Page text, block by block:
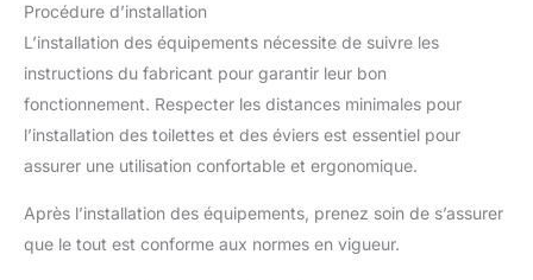
Procédure d’installation
L’installation des équipements nécessite de suivre les
instructions du fabricant pour garantir leur bon
fonctionnement. Respecter les distances minimales pour
l’installation des toilettes et des éviers est essentiel pour
assurer une utilisation confortable et ergonomique.
Après l’installation des équipements, prenez soin de s’assurer
que le tout est conforme aux normes en vigueur.